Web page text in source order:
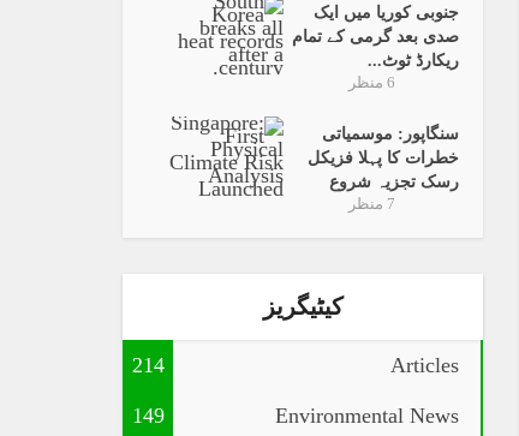
جنوبی کوریا میں ایک
صدی بعد گرمی کے تمام
ریکارڈ ٹوٹ...
6 منظر
سنگاپور: موسمیاتی
خطرات کا پہلا فزیکل
رسک تجزیہ شروع
7 منظر
کیٹیگریز
Articles
214
Environmental News
149